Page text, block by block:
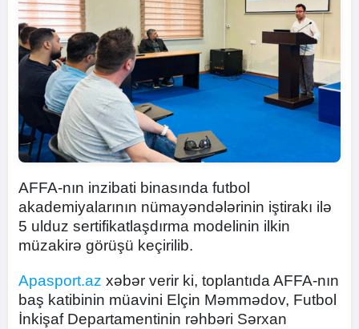
AFFA-nın inzibati binasında futbol
akademiyalarının nümayəndələrinin iştirakı ilə
5 ulduz sertifikatlaşdırma modelinin ilkin
müzakirə görüşü keçirilib.
Apasport.az xəbər verir ki, toplantıda AFFA-nın
baş katibinin müavini Elçin Məmmədov, Futbol
İnkişaf Departamentinin rəhbəri Sərxan